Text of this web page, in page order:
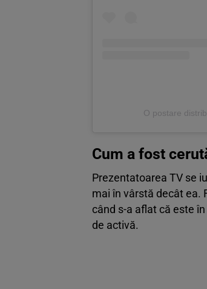
O postare
Cum a fost
Prezentatoarea TV se
mai în vârstă decât ea.
când s-a aflat că este
de activă.